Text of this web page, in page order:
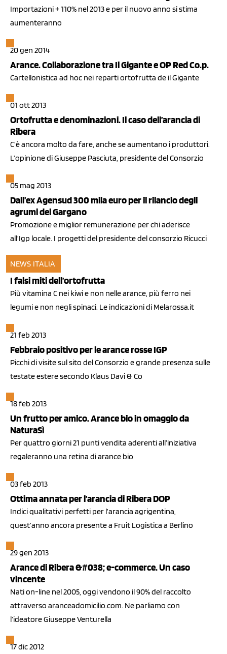
Importazioni + 110% nel 2013 e per il nuovo anno si stima
aumenteranno
20 gen 2014
Arance. Collaborazione tra Il Gigante e OP Red Co.p.
Cartellonistica ad hoc nei reparti ortofrutta de il Gigante
01 ott 2013
Ortofrutta e denominazioni. Il caso dell’arancia di
Ribera
C’è ancora molto da fare, anche se aumentano i produttori.
L’opinione di Giuseppe Pasciuta, presidente del Consorzio
05 mag 2013
Dall’ex Agensud 300 mila euro per il rilancio degli
agrumi del Gargano
Promozione e miglior remunerazione per chi aderisce
all’Igp locale. I progetti del presidente del consorzio Ricucci
NEWS ITALIA
18 apr 2013
I falsi miti dell’ortofrutta
Più vitamina C nei kiwi e non nelle arance, più ferro nei
legumi e non negli spinaci. Le indicazioni di Melarossa.it
21 feb 2013
Febbraio positivo per le arance rosse IGP
Picchi di visite sul sito del Consorzio e grande presenza sulle
testate estere secondo Klaus Davi & Co
18 feb 2013
Un frutto per amico. Arance bio in omaggio da
NaturaSì
Per quattro giorni 21 punti vendita aderenti all’iniziativa
regaleranno una retina di arance bio
03 feb 2013
Ottima annata per l’arancia di Ribera DOP
Indici qualitativi perfetti per l’arancia agrigentina,
quest’anno ancora presente a Fruit Logistica a Berlino
29 gen 2013
Arance di Ribera &#038; e-commerce. Un caso
vincente
Nati on-line nel 2005, oggi vendono il 90% del raccolto
attraverso aranceadomicilio.com. Ne parliamo con
l’ideatore Giuseppe Venturella
17 dic 2012